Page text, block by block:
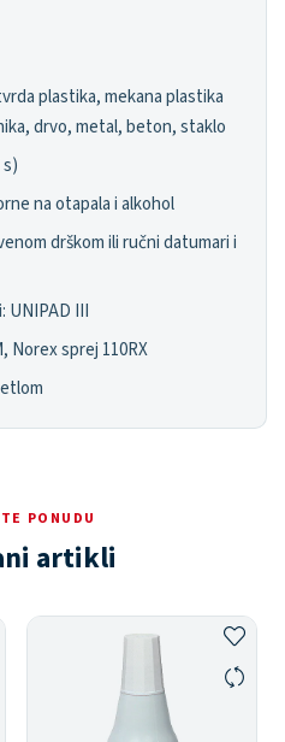
plastika, mekana plastika
drvo, metal, beton, staklo
na otapala i alkohol
drškom ili ručni datumari i
UNIPAD III
Norex sprej 110RX
PONUDU
artikli